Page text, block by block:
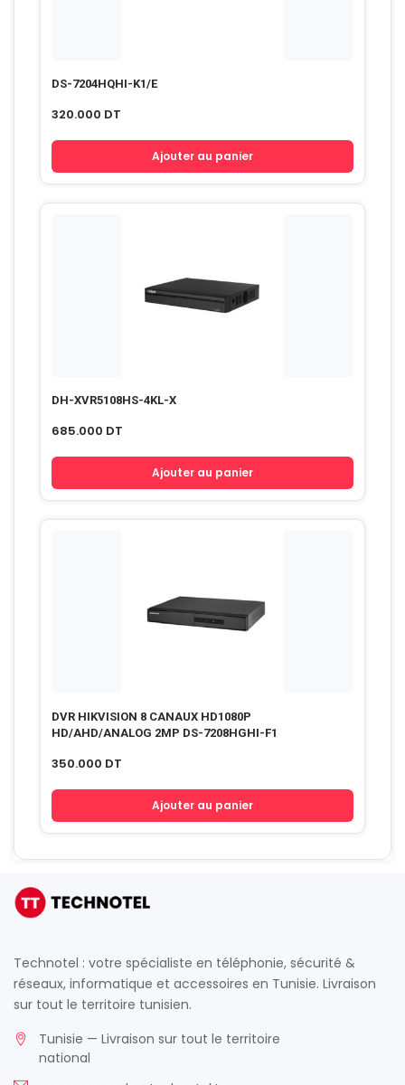
DS-7204HQHI-K1/E
320.000 DT
Ajouter au panier
DH-XVR5108HS-4KL-X
685.000 DT
Ajouter au panier
DVR HIKVISION 8 CANAUX HD1080P
HD/AHD/ANALOG 2MP DS-7208HGHI-F1
350.000 DT
Ajouter au panier
Technotel : votre spécialiste en téléphonie, sécurité &
réseaux, informatique et accessoires en Tunisie. Livraison
sur tout le territoire tunisien.
Tunisie — Livraison sur tout le territoire
national